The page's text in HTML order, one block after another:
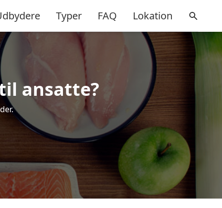
Typer FAQ Lokation
ansatte?